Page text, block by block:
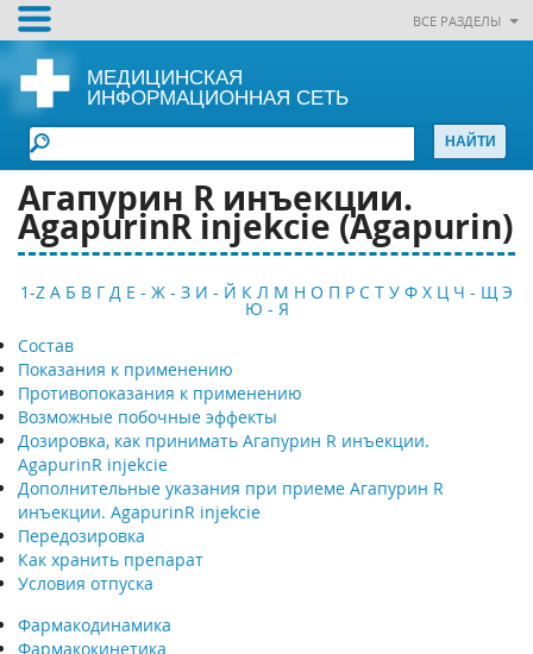
ВСЕ РАЗДЕЛЫ
МЕДИЦИНСКАЯ
ИНФОРМАЦИОННАЯ СЕТЬ
Агапурин R инъекции.
AgapurinR injekcie (Agapurin)
1-Z А Б В Г Д Е - Ж - З И - Й К Л М Н О П Р С Т У Ф Х Ц Ч - Щ Э
Ю - Я
Состав
Показания к применению
Противопоказания к применению
Возможные побочные эффекты
Дозировка, как принимать Агапурин R инъекции.
AgapurinR injekcie
Дополнительные указания при приеме Агапурин R
инъекции. AgapurinR injekcie
Передозировка
Как хранить препарат
Условия отпуска
Фармакодинамика
Фармакокинетика